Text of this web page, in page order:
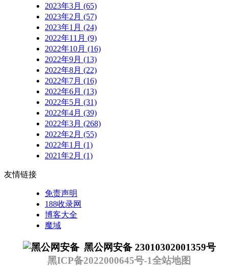
2023年3月 (65)
2023年2月 (57)
2023年1月 (24)
2022年11月 (9)
2022年10月 (16)
2022年9月 (13)
2022年8月 (22)
2022年7月 (16)
2022年6月 (13)
2022年5月 (31)
2022年4月 (39)
2022年3月 (268)
2022年2月 (55)
2022年1月 (1)
2021年2月 (1)
友情链接
免责声明
188收录网
博客大全
魔域
黑公网安备 23010302001359号
黑ICP备2022000645号-1全站地图